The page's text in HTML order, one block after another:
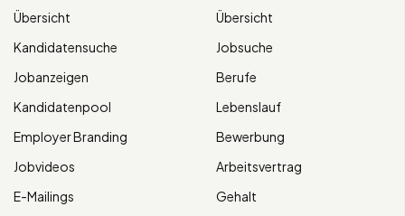
Übersicht
Kandidatensuche
Jobanzeigen
Kandidatenpool
Employer Branding
Jobvideos
E-Mailings
Übersicht
Jobsuche
Berufe
Lebenslauf
Bewerbung
Arbeitsvertrag
Gehalt